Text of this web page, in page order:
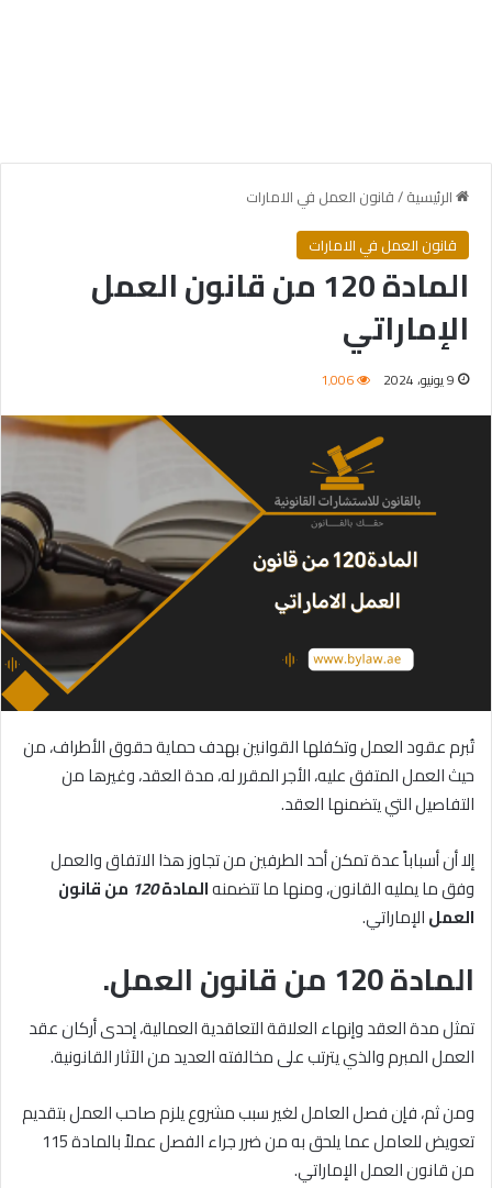
الرئيسية/قانون العمل في الامارات
قانون العمل في الامارات
المادة 120 من قانون العمل
الإماراتي
9 يونيو، 2024 1٬006
تُبرم عقود العمل وتكفلها القوانين بهدف حماية حقوق الأطراف، من
حيث العمل المتفق عليه، الأجر المقرر له، مدة العقد، وغيرها من
التفاصيل التي يتضمنها العقد.
إلا أن أسباباً عدة تمكن أحد الطرفين من تجاوز هذا الاتفاق والعمل
وفق ما يمليه القانون، ومنها ما تتضمنهالمادة120 منقانون
العملالإماراتي.
المادة 120 من قانون العمل.
تمثل مدة العقد وإنهاء العلاقة التعاقدية العمالية، إحدى أركان عقد
العمل المبرم والذي يترتب على مخالفته العديد من الآثار القانونية.
ومن ثم، فإن فصل العامل لغير سبب مشروع يلزم صاحب العمل بتقديم
تعويض للعامل عما يلحق به من ضرر جراء الفصل عملاً بالمادة 115
من قانون العمل الإماراتي.